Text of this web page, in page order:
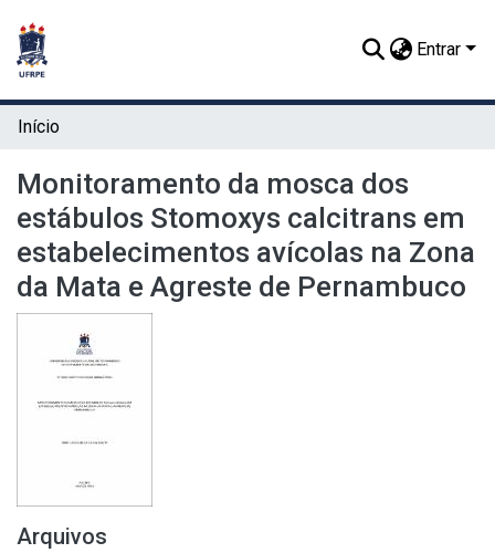
Entrar
Início
Monitoramento da mosca dos
estábulos Stomoxys calcitrans em
estabelecimentos avícolas na Zona
da Mata e Agreste de Pernambuco
Arquivos